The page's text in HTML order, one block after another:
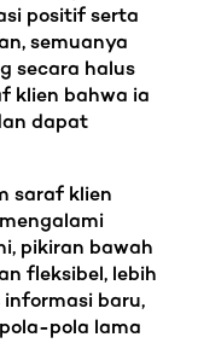
positif serta
semuanya
secara halus
klien bahwa ia
dapat
saraf klien
pikiran bawah
fleksibel, lebih
baru,
pola lama